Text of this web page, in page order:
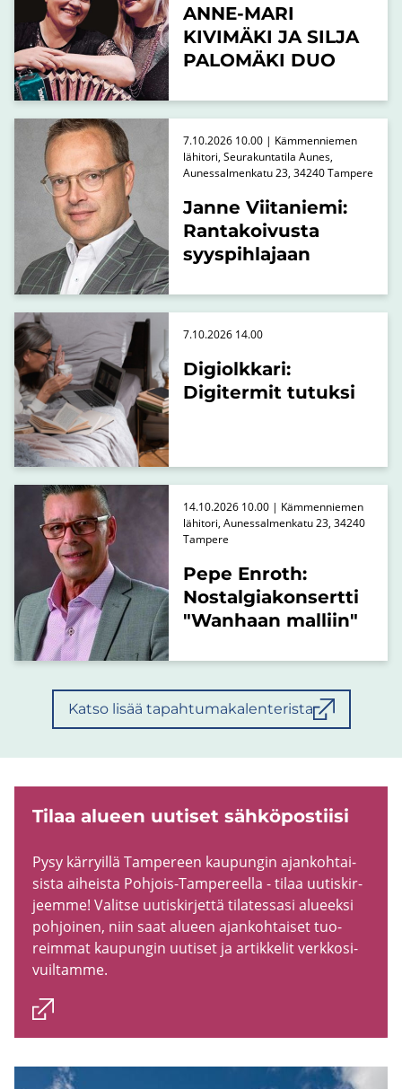
ANNE-MARI
KIVIMÄKI JA SILJA
PALOMÄKI DUO
Janne Viitaniemi:
Rantakoivusta
syyspihlajaan
7.10.2026 10.00 | Kämmenniemen
lähitori, Seurakuntatila Aunes,
Aunessalmenkatu 23, 34240 Tampere
Digiolkkari:
Digitermit tutuksi
7.10.2026 14.00
Pepe Enroth:
Nostalgiakonsertti
"Wanhaan malliin"
14.10.2026 10.00 | Kämmenniemen
lähitori, Aunessalmenkatu 23, 34240
Tampere
Katso lisää tapahtumakalenterista
Tilaa alu­een uu­ti­set säh­kö­pos­tii­si
Pysy kär­ryil­lä Tam­pe­reen kau­pun­gin ajan­koh­tai­
sis­ta ai­heis­ta Pohjois-​Tampereella - tilaa uu­tis­kir­
jeem­me! Va­lit­se uu­tis­kir­jet­tä ti­la­tes­sa­si alu­eek­si
poh­joi­nen, niin saat alu­een ajan­koh­tai­set tuo­
reim­mat kau­pun­gin uu­ti­set ja ar­tik­ke­lit verk­ko­si­
vuil­tam­me.